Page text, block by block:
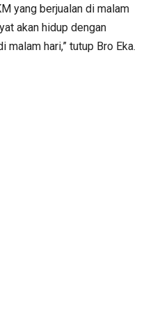
yang berjualan di malam
akan hidup dengan
malam hari,” tutup Bro Eka.